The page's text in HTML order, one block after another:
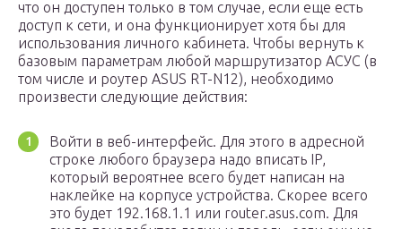
что он доступен только в том случае, если еще есть
доступ к сети, и она функционирует хотя бы для
использования личного кабинета. Чтобы вернуть к
базовым параметрам любой маршрутизатор АСУС (в
том числе и роутер ASUS RT-N12), необходимо
произвести следующие действия:
Войти в веб-интерфейс. Для этого в адресной
строке любого браузера надо вписать IP,
который вероятнее всего будет написан на
наклейке на корпусе устройства. Скорее всего
это будет 192.168.1.1 или router.asus.com. Для